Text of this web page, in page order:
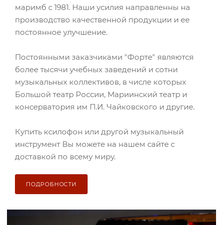
маримб с 1981. Наши усилия направленны на
производство качественной продукции и ее
постоянное улучшение.
Постоянными заказчиками "Форте" являются
более тысячи учебных заведений и сотни
музыкальных коллективов, в числе которых
Большой театр России, Мариинский театр и
консерватория им П.И. Чайковского и другие.
Купить ксилофон или другой музыкальный
инструмент Вы можете на нашем сайте с
доставкой по всему миру.
ПОДРОБНОСТИ